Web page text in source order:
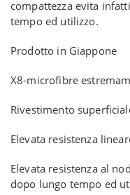
compattezza evita
tempo ed utilizzo.
Prodotto in Giappone
X8-microfibre
Rivestimento
Elevata resistenza
Elevata resistenza al
dopo lungo tempo ed